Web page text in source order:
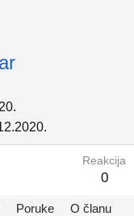
Reakcija
0
Poruke O članu